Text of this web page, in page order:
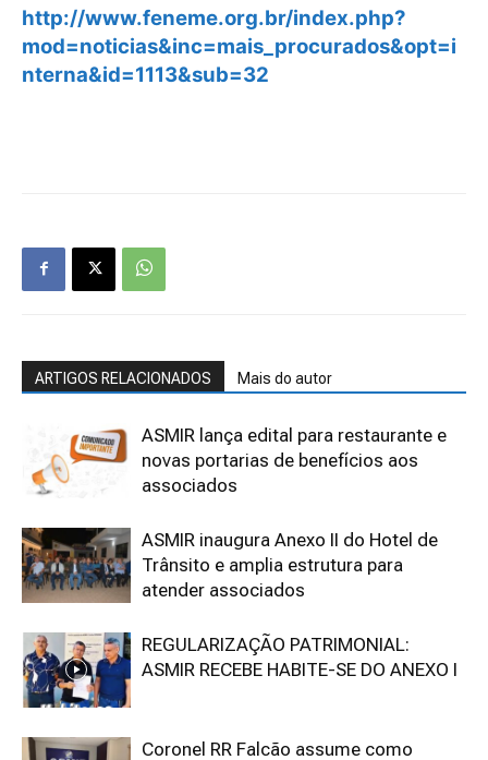
http://www.feneme.org.br/index.php?
mod=noticias&inc=mais_procurados&opt=i
nterna&id=1113&sub=32
ARTIGOS RELACIONADOS Mais do autor
ASMIR lança edital para restaurante e
novas portarias de benefícios aos
associados
ASMIR inaugura Anexo II do Hotel de
Trânsito e amplia estrutura para
atender associados
REGULARIZAÇÃO PATRIMONIAL:
ASMIR RECEBE HABITE-SE DO ANEXO I
Coronel RR Falcão assume como